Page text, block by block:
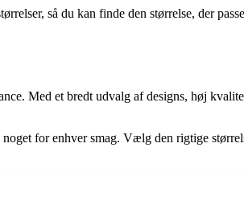
så du kan finde den størrelse, der
Med et bredt udvalg af designs, høj
for enhver smag. Vælg den rigtige